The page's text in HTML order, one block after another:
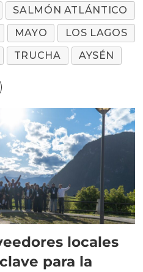
SALMÓN ATLÁNTICO
MAYO
LOS LAGOS
TRUCHA AYSÉN
locales
para la